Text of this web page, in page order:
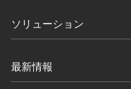
ソリューション
最新情報